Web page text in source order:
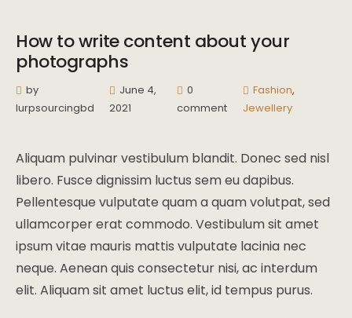
How to write content about your
photographs
by
lurpsourcingbd
June 4,
2021
0
comment
Fashion,
Jewellery
Aliquam pulvinar vestibulum blandit. Donec sed nisl
libero. Fusce dignissim luctus sem eu dapibus.
Pellentesque vulputate quam a quam volutpat, sed
ullamcorper erat commodo. Vestibulum sit amet
ipsum vitae mauris mattis vulputate lacinia nec
neque. Aenean quis consectetur nisi, ac interdum
elit. Aliquam sit amet luctus elit, id tempus purus.